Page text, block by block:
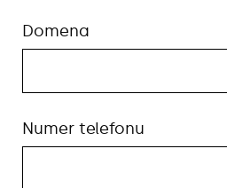
Domena
Numer telefonu